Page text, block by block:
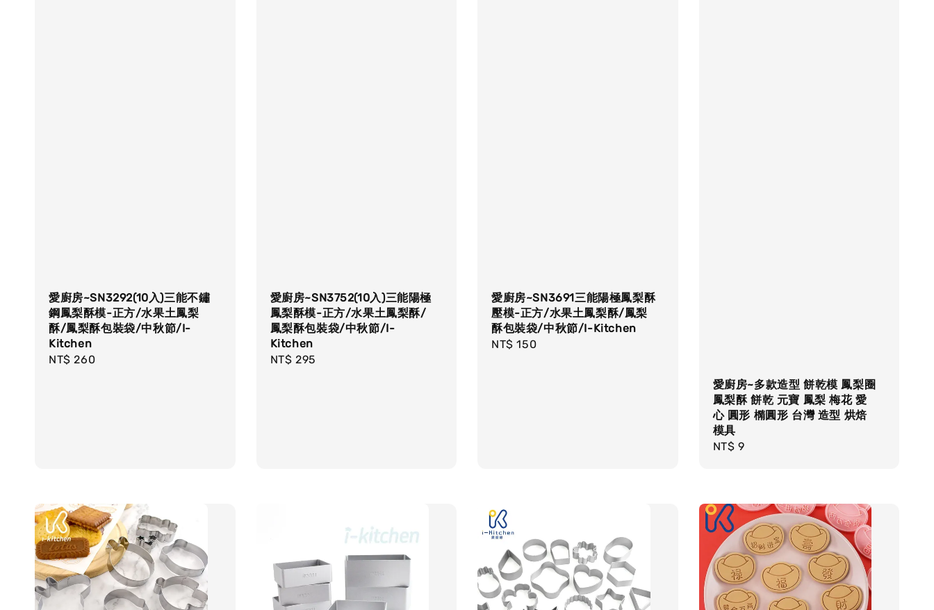
愛廚房~SN3292(10入)三能不鏽
鋼鳳梨酥模-正方/水果土鳳梨
酥/鳳梨酥包裝袋/中秋節/I-
Kitchen
Regular
NT$ 260
愛廚房~SN3752(10入)三能陽極
鳳梨酥模-正方/水果土鳳梨酥/
鳳梨酥包裝袋/中秋節/I-
Kitchen
Regular
NT$ 295
愛廚房~SN3691三能陽極鳳梨酥
壓模-正方/水果土鳳梨酥/鳳梨
酥包裝袋/中秋節/I-Kitchen
Regular
NT$ 150
愛廚房~多款造型 餅乾模 鳳梨圈
鳳梨酥 餅乾 元寶 鳳梨 梅花 愛
心 圓形 橢圓形 台灣 造型 烘焙
模具
Regular
NT$ 9